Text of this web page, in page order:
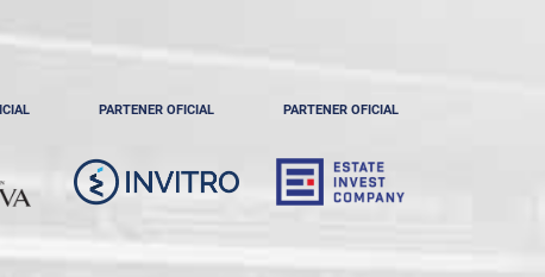
PARTENER OFICIAL PARTENER OFICIAL